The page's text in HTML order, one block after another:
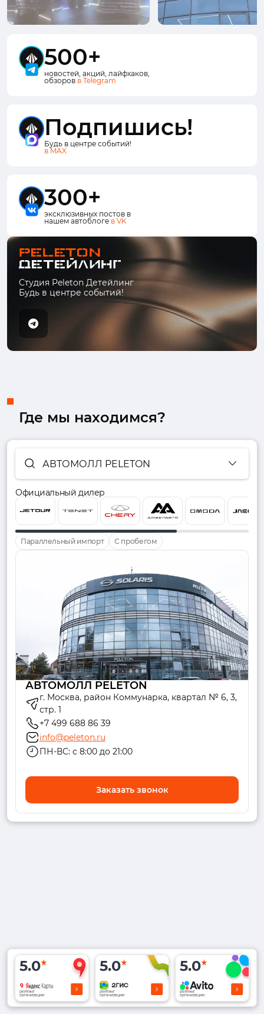
500+
новостей, акций, лайфхаков,
обзоров в Telegram
Подпишись!
Будь в центре событий!
в MAX
300+
эксклюзивных постов в
нашем автоблоге в VK
Студия Peleton Детейлинг
Будь в центре событий!
Где мы находимся?
АВТОМОЛЛ PELETON
Официальный дилер
Параллельный импорт С пробегом
АВТОМОЛЛ PELETON
г. Москва, район Коммунарка, квартал № 6, 3,
стр. 1
+7 499 688 86 39
info@peleton.ru
ПН-ВС: с 8:00 до 21:00
Заказать звонок
5.0
рейтинг
организации
5.0
рейтинг
организации
5.0
рейтинг
организации